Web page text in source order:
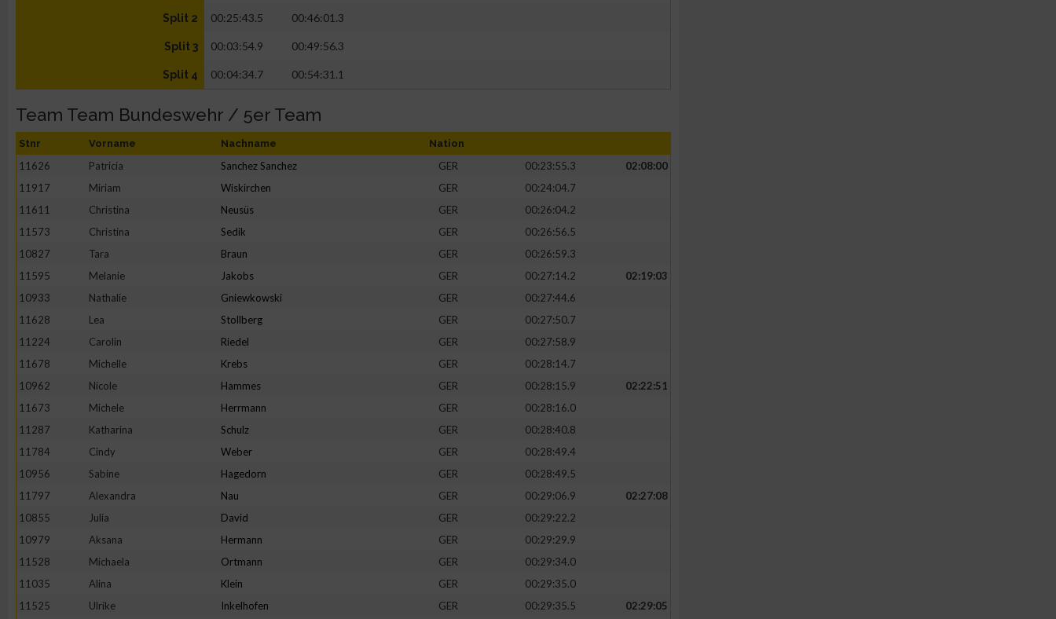
Split 2 00:25:43.5 00:46:01.3
Split 3 00:03:54.9 00:49:56.3
Split 4 00:04:34.7 00:54:31.1
Team Team Bundeswehr / 5er Team
Stnr Vorname Nachname Nation
11626 Patricia Sanchez Sanchez GER 00:23:55.3
02:08:00
11917
Miriam Wiskirchen GER
00:24:04.7
11611
Christina Neusüs GER
00:26:04.2
11573
Christina Sedik GER
00:26:56.5
10827
Tara Braun GER
00:26:59.3
11595
Melanie Jakobs GER 00:27:14.2
02:19:03
10933
Nathalie Gniewkowski GER
00:27:44.6
11628
Lea Stollberg GER
00:27:50.7
11224
Carolin Riedel GER
00:27:58.9
11678
Michelle Krebs GER
00:28:14.7
10962
Nicole Hammes GER 00:28:15.9
02:22:51
11673
Michele Herrmann GER
00:28:16.0
11287
Katharina Schulz GER
00:28:40.8
11784
Cindy Weber GER
00:28:49.4
10956
Sabine Hagedorn GER
00:28:49.5
11797
Alexandra Nau GER 00:29:06.9
02:27:08
10855
Julia David GER
00:29:22.2
10979
Aksana Hermann GER
00:29:29.9
11528
Michaela Ortmann GER
00:29:34.0
11035
Alina Klein GER
00:29:35.0
11525
Ulrike Inkelhofen GER 00:29:35.5
02:29:05